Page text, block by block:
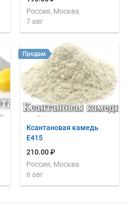
Россия, Москва
7 авг
Ксантановая камедь
Е415
210.00 ₽
Россия, Москва
6 авг
Продам